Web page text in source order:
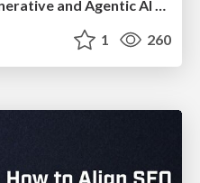
How People are Using Generative and Agentic AI to Supercharge Their Products, Projects, Services and Value Streams Today
1 260